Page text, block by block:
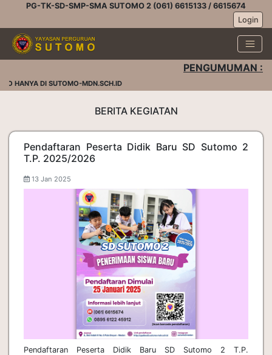
PG-TK-SD-SMP-SMA SUTOMO 2 (061) 6615133 / 6615674
Login
PENGUMUMAN :
HANYA DI SUTOMO-MDN.SCH.ID
BERITA KEGIATAN
Pendaftaran Peserta Didik Baru SD Sutomo 2
T.P. 2025/2026
13 Jan 2025
Pendaftaran Peserta Didik Baru SD Sutomo 2 T.P.